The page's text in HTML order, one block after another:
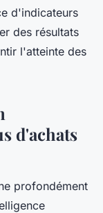
d'indicateurs
des résultats
l'atteinte des
d'achats
profondément